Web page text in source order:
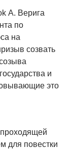
А. Верига
по
на
созвать
и
это
для повестки